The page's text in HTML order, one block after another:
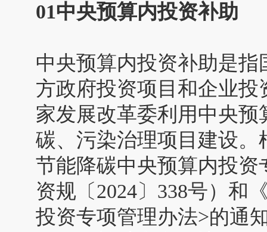
01中央预算内投资补助
中央预算内投资补助是
方政府投资项目和企业
家发展改革委利用中央
碳、污染治理项目建设
节能降碳中央预算内投
资规〔2024〕338号）和
投资专项管理办法>的通